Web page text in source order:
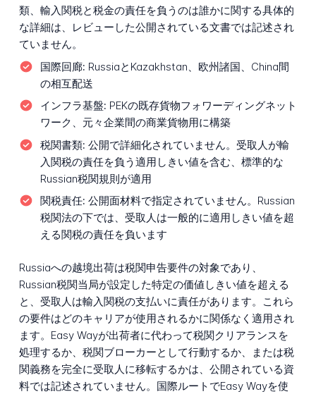
類、輸入関税と税金の責任を負うのは誰かに関する具体的
な詳細は、レビューした公開されている文書では記述され
ていません。
国際回廊: RussiaとKazakhstan、欧州諸国、China間
の相互配送
インフラ基盤: PEKの既存貨物フォワーディングネット
ワーク、元々企業間の商業貨物用に構築
税関書類: 公開で詳細化されていません。受取人が輸
入関税の責任を負う適用しきい値を含む、標準的な
Russian税関規則が適用
関税責任: 公開面材料で指定されていません。Russian
税関法の下では、受取人は一般的に適用しきい値を超
える関税の責任を負います
Russiaへの越境出荷は税関申告要件の対象であり、
Russian税関当局が設定した特定の価値しきい値を超える
と、受取人は輸入関税の支払いに責任があります。これら
の要件はどのキャリアが使用されるかに関係なく適用され
ます。Easy Wayが出荷者に代わって税関クリアランスを
処理するか、税関ブローカーとして行動するか、または税
関義務を完全に受取人に移転するかは、公開されている資
料では記述されていません。国際ルートでEasy Wayを使